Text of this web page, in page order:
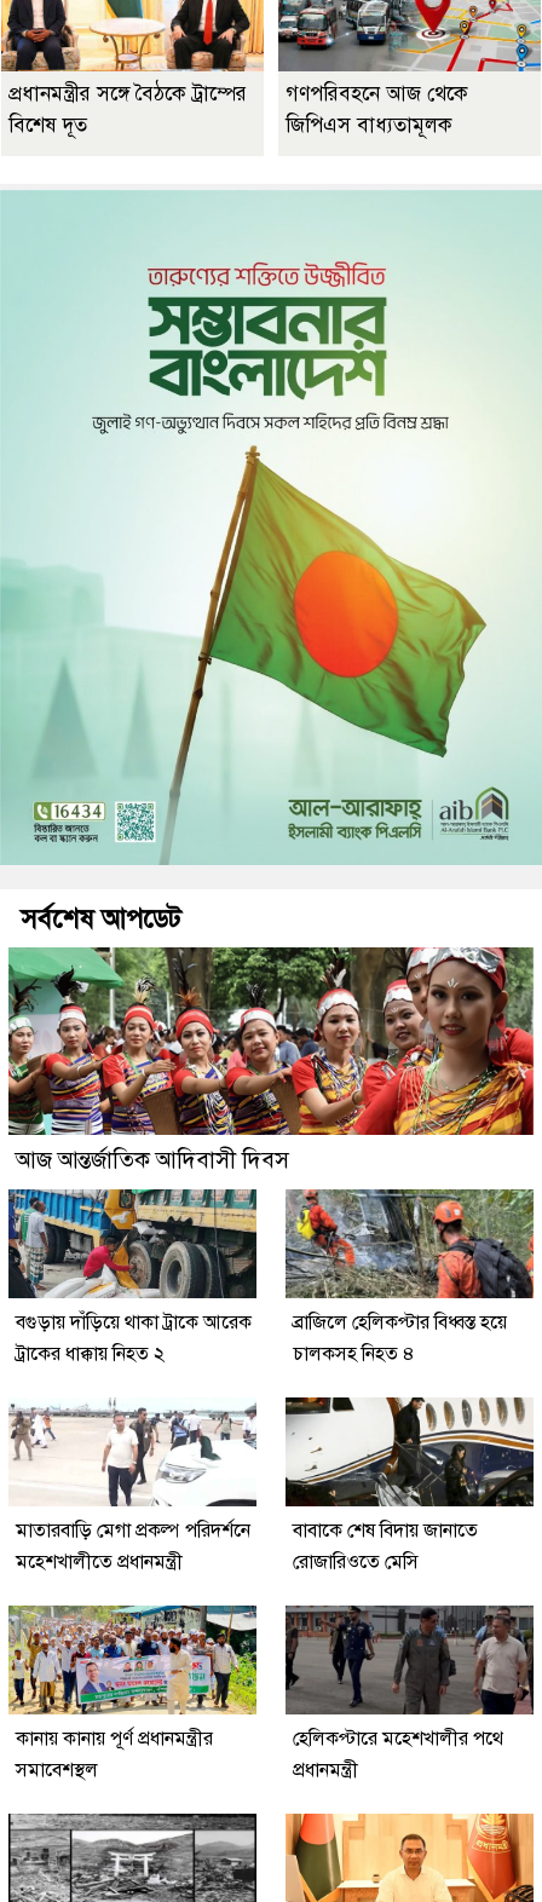
প্রধানমন্ত্রীর সঙ্গে বৈঠকে ট্রাম্পের
বিশেষ দূত
গণপরিবহনে আজ থেকে
জিপিএস বাধ্যতামূলক
সর্বশেষ আপডেট
আজ আন্তর্জাতিক আদিবাসী দিবস
বগুড়ায় দাঁড়িয়ে থাকা ট্রাকে আরেক
ট্রাকের ধাক্কায় নিহত ২
ব্রাজিলে হেলিকপ্টার বিধ্বস্ত হয়ে
চালকসহ নিহত ৪
মাতারবাড়ি মেগা প্রকল্প পরিদর্শনে
মহেশখালীতে প্রধানমন্ত্রী
বাবাকে শেষ বিদায় জানাতে
রোজারিওতে মেসি
কানায় কানায় পূর্ণ প্রধানমন্ত্রীর
সমাবেশস্থল
হেলিকপ্টারে মহেশখালীর পথে
প্রধানমন্ত্রী